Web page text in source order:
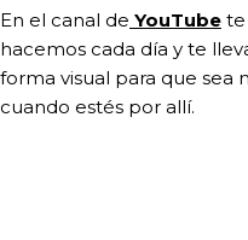
En el canal de YouTube te
hacemos cada día y te
forma visual para que sea
cuando estés por allí.